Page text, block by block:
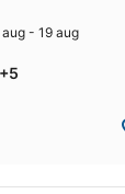
- 19 aug
+5